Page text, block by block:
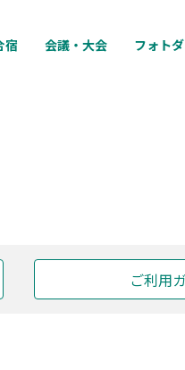
宿 会議・大会 フォト
ご利用